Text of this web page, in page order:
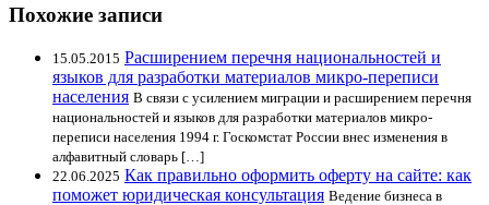
Похожие записи
15.05.2015 Расширением перечня национальностей и
языков для разработки материалов микро-переписи
населения В связи с усилением миграции и расширением перечня
национальностей и языков для разработки материалов микро-
переписи населения 1994 г. Госкомстат России внес изменения в
алфавитный словарь […]
22.06.2025 Как правильно оформить оферту на сайте: как
поможет юридическая консультация Ведение бизнеса в